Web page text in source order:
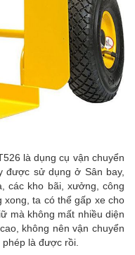
là dụng cụ vận chuyển
được sử dụng ở Sân bay,
các kho bãi, xưởng, công
ta có thể gấp xe cho
mà không mất nhiều diện
không nên vận chuyển
là được rồi.